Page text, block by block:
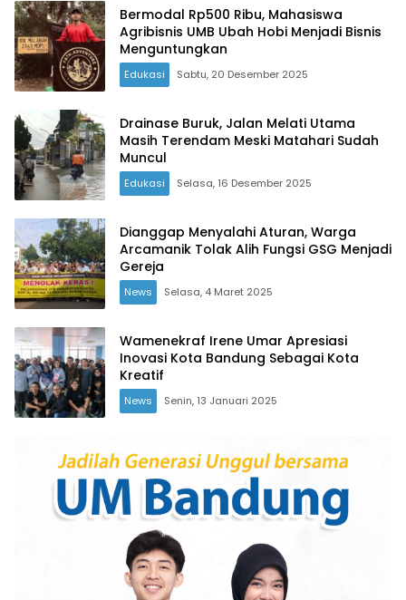
Bermodal Rp500 Ribu, Mahasiswa
Agribisnis UMB Ubah Hobi Menjadi Bisnis
Menguntungkan
Edukasi Sabtu, 20 Desember 2025
Drainase Buruk, Jalan Melati Utama
Masih Terendam Meski Matahari Sudah
Muncul
Edukasi Selasa, 16 Desember 2025
Dianggap Menyalahi Aturan, Warga
Arcamanik Tolak Alih Fungsi GSG Menjadi
Gereja
News Selasa, 4 Maret 2025
Wamenekraf Irene Umar Apresiasi
Inovasi Kota Bandung Sebagai Kota
Kreatif
News Senin, 13 Januari 2025